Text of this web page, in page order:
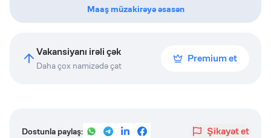
Maaş müzakirəyə əsasən
Vakansiyanı irəli çək
Daha çox namizədə çat
Premium et
Dostunla paylaş: Şikayət et